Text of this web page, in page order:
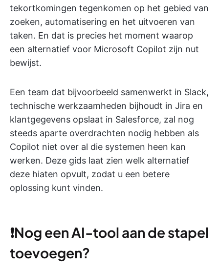
tekortkomingen tegenkomen op het gebied van
zoeken, automatisering en het uitvoeren van
taken. En dat is precies het moment waarop
een alternatief voor Microsoft Copilot zijn nut
bewijst.
Een team dat bijvoorbeeld samenwerkt in Slack,
technische werkzaamheden bijhoudt in Jira en
klantgegevens opslaat in Salesforce, zal nog
steeds aparte overdrachten nodig hebben als
Copilot niet over al die systemen heen kan
werken. Deze gids laat zien welk alternatief
deze hiaten opvult, zodat u een betere
oplossing kunt vinden.
❗️Nog een AI-tool aan de stapel
toevoegen?